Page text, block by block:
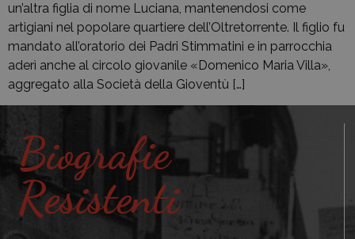
un’altra figlia di nome Luciana, mantenendosi come
artigiani nel popolare quartiere dell’Oltretorrente. Il figlio fu
mandato all’oratorio dei Padri Stimmatini e in parrocchia
aderì anche al circolo giovanile «Domenico Maria Villa»,
aggregato alla Società della Gioventù […]
Biografie
Resistenti